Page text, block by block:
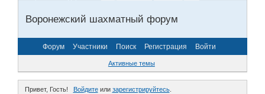
Воронежский шахматный форум
Форум Участники Поиск Регистрация Войти
Активные темы
Привет, Гость! Войдитеили зарегистрируйтесь.